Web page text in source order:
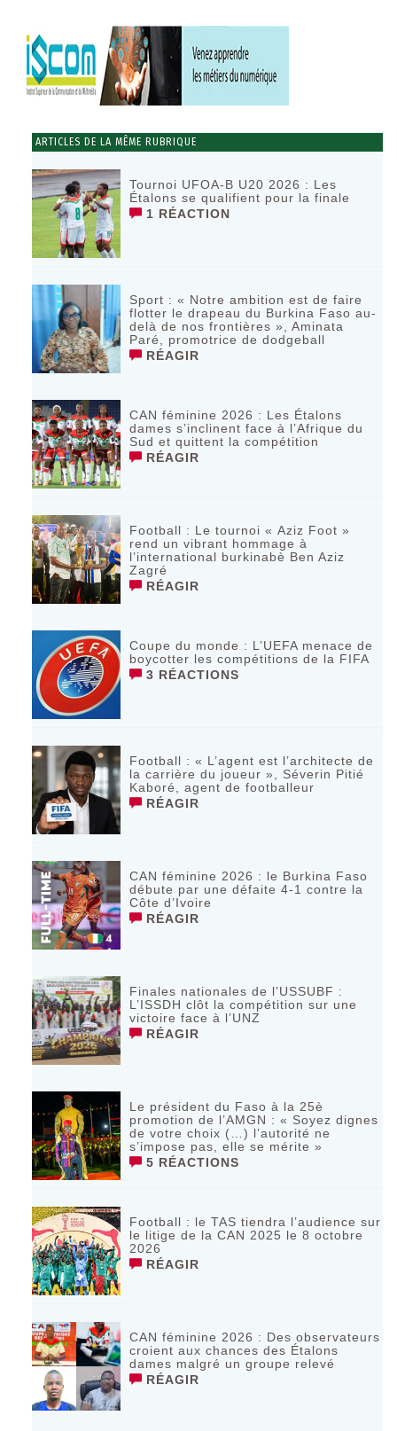
ARTICLES DE LA MÊME RUBRIQUE
Tournoi UFOA-B U20 2026 : Les
Étalons se qualifient pour la finale
1 RÉACTION
Sport : « Notre ambition est de faire
flotter le drapeau du Burkina Faso au-
delà de nos frontières », Aminata
Paré, promotrice de dodgeball
RÉAGIR
CAN féminine 2026 : Les Étalons
dames s’inclinent face à l’Afrique du
Sud et quittent la compétition
RÉAGIR
Football : Le tournoi « Aziz Foot »
rend un vibrant hommage à
l’international burkinabè Ben Aziz
Zagré
RÉAGIR
Coupe du monde : L’UEFA menace de
boycotter les compétitions de la FIFA
3 RÉACTIONS
Football : « L’agent est l’architecte de
la carrière du joueur », Séverin Pitié
Kaboré, agent de footballeur
RÉAGIR
CAN féminine 2026 : le Burkina Faso
débute par une défaite 4-1 contre la
Côte d’Ivoire
RÉAGIR
Finales nationales de l’USSUBF :
L’ISSDH clôt la compétition sur une
victoire face à l’UNZ
RÉAGIR
Le président du Faso à la 25è
promotion de l’AMGN : « Soyez dignes
de votre choix (…) l’autorité ne
s’impose pas, elle se mérite »
5 RÉACTIONS
Football : le TAS tiendra l’audience sur
le litige de la CAN 2025 le 8 octobre
2026
RÉAGIR
CAN féminine 2026 : Des observateurs
croient aux chances des Étalons
dames malgré un groupe relevé
RÉAGIR